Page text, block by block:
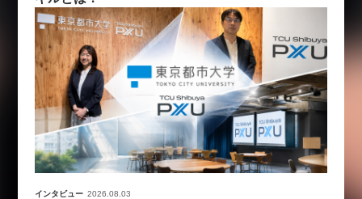
インタビュー 2026.08.03